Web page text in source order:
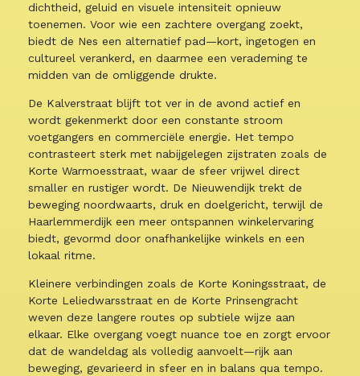
dichtheid, geluid en visuele intensiteit opnieuw
toenemen. Voor wie een zachtere overgang zoekt,
biedt de Nes een alternatief pad—kort, ingetogen en
cultureel verankerd, en daarmee een verademing te
midden van de omliggende drukte.
De Kalverstraat blijft tot ver in de avond actief en
wordt gekenmerkt door een constante stroom
voetgangers en commerciële energie. Het tempo
contrasteert sterk met nabijgelegen zijstraten zoals de
Korte Warmoesstraat, waar de sfeer vrijwel direct
smaller en rustiger wordt. De Nieuwendijk trekt de
beweging noordwaarts, druk en doelgericht, terwijl de
Haarlemmerdijk een meer ontspannen winkelervaring
biedt, gevormd door onafhankelijke winkels en een
lokaal ritme.
Kleinere verbindingen zoals de Korte Koningsstraat, de
Korte Leliedwarsstraat en de Korte Prinsengracht
weven deze langere routes op subtiele wijze aan
elkaar. Elke overgang voegt nuance toe en zorgt ervoor
dat de wandeldag als volledig aanvoelt—rijk aan
beweging, gevarieerd in sfeer en in balans qua tempo.